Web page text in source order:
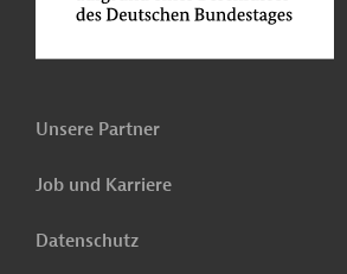
Unsere Partner
Job und Karriere
Datenschutz